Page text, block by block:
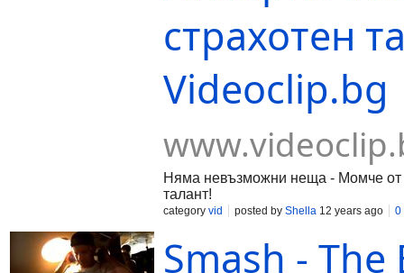
страхотен
Videoclip.bg
Няма невъзможни неща - Момче от
талант!
category vid posted by Shella 12 years ago 0
Smash -